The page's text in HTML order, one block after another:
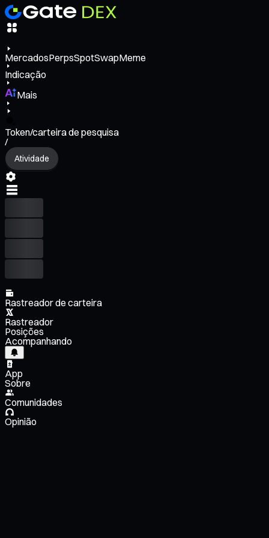
MercadosPerpsSpotSwapMeme
Indicação
Mais
Token/carteira de pesquisa
/
Atividade
Rastreador de carteira
Rastreador
Posições
Acompanhando
App
Sobre
Comunidades
Opinião